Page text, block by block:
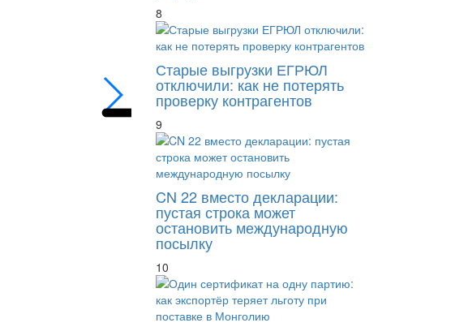
В расходы на обеспечение сохранности
8
Старые выгрузки ЕГРЮЛ
отключили: как не потерять
проверку контрагентов
9
CN 22 вместо декларации:
пустая строка может
остановить международную
посылку
10